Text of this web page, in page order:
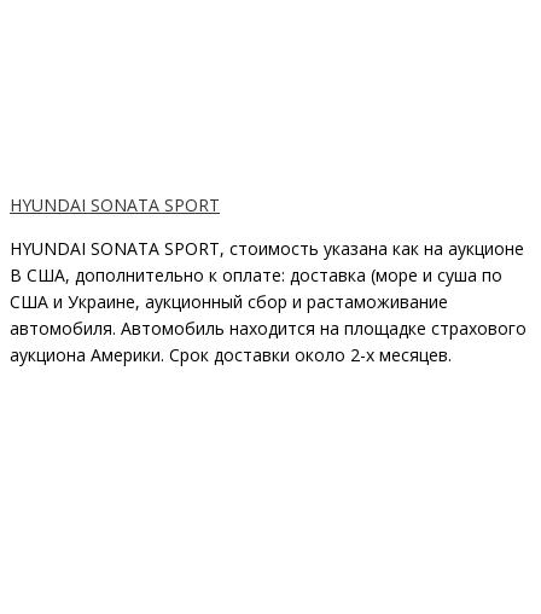
HYUNDAI SONATA SPORT
HYUNDAI SONATA SPORT, стоимость указана как на аукционе
В США, дополнительно к оплате: доставка (море и суша по
США и Украине, аукционный сбор и растаможивание
автомобиля. Автомобиль находится на площадке страхового
аукциона Америки. Срок доставки около 2-x месяцев.